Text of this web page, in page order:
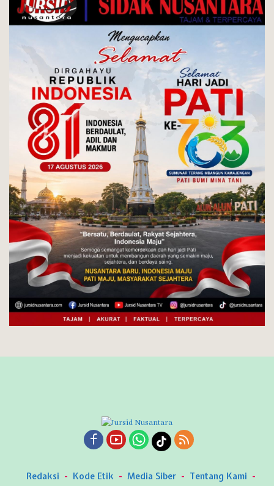
Redaksi Kode Etik Media Siber
Tentang Kami